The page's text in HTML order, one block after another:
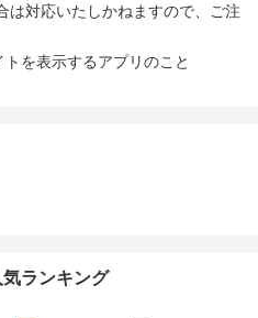
は対応いたしかねますので、ご注
を表示するアプリのこと
ランキング